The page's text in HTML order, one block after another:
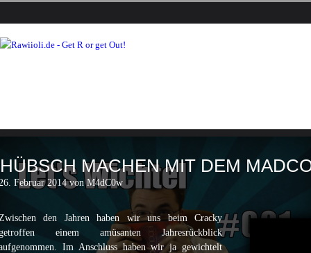
HÜBSCH MACHEN MIT DEM
Februar 2014 von M4dC0w
den Jahren haben wir uns beim Cracky
einem amüsanten Jahresrückblick
Im Anschluss haben wir ja gewichtelt